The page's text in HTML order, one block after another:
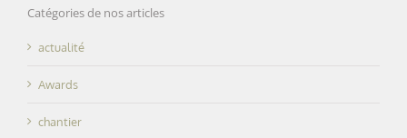
Catégories de nos articles
actualité
Awards
chantier